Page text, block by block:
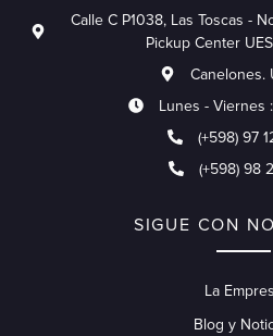
Calle C P1038, Las Toscas -
Pickup Center
Canelones.
Lunes - Viernes
(+598) 97
(+598) 98
SIGUE CON
La
Blog y